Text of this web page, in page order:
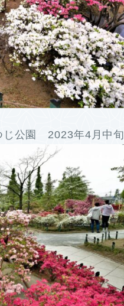
じ公園 2023年4月中旬